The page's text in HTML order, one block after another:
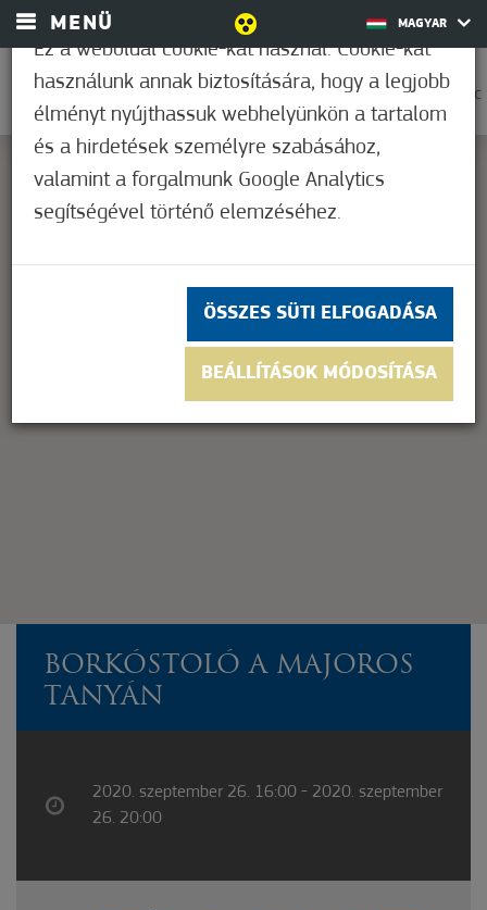
MENÜ MAGYAR
0
31,7°C
This page can't load Google Maps correctly.
Do you own this website? OK
BORKÓSTOLÓ A MAJOROS
TANYÁN
2020. szeptember 26. 16:00 - 2020. szeptember
26. 20:00
Ez a weboldal cookie-kat használ. Cookie-kat
használunk annak biztosítására, hogy a legjobb
élményt nyújthassuk webhelyünkön a tartalom
és a hirdetések személyre szabásához,
valamint a forgalmunk Google Analytics
segítségével történő elemzéséhez.
ÖSSZES SÜTI ELFOGADÁSA
BEÁLLÍTÁSOK MÓDOSÍTÁSA